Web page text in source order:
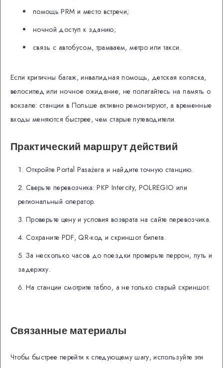
помощь PRM и место встречи;
ночной доступ к зданию;
связь с автобусом, трамваем, метро или такси.
Если критичны багаж, инвалидная помощь, детская коляска,
велосипед или ночное ожидание, не полагайтесь на память о
вокзале: станции в Польше активно ремонтируют, а временные
входы меняются быстрее, чем старые путеводители.
Практический маршрут действий
Откройте Portal Pasażera и найдите точную станцию.
Сверьте перевозчика: PKP Intercity, POLREGIO или
региональный оператор.
Проверьте цену и условия возврата на сайте перевозчика.
Сохраните PDF, QR-код и скриншот билета.
За несколько часов до поездки проверьте перрон, путь и
задержку.
На станции смотрите табло, а не только старый скриншот.
Связанные материалы
Чтобы быстрее перейти к следующему шагу, используйте эти